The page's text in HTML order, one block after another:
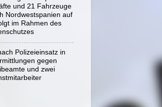
und 21 Fahrzeuge
Nordwestspanien auf
im Rahmen des
Polizeieinsatz in
gegen
und zwei